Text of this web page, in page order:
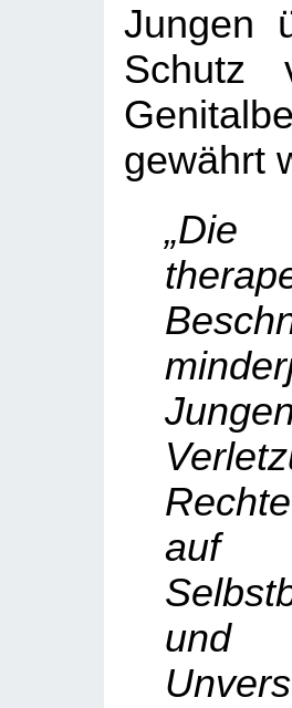
Jungen
Schutz
gewährt
auf
und